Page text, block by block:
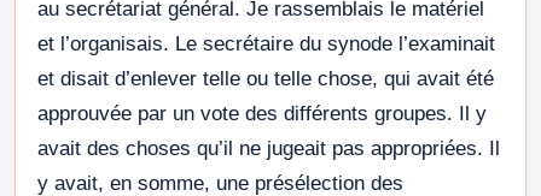
au secrétariat général. Je rassemblais le matériel
et l’organisais. Le secrétaire du synode l’examinait
et disait d’enlever telle ou telle chose, qui avait été
approuvée par un vote des différents groupes. Il y
avait des choses qu’il ne jugeait pas appropriées. Il
y avait, en somme, une présélection des